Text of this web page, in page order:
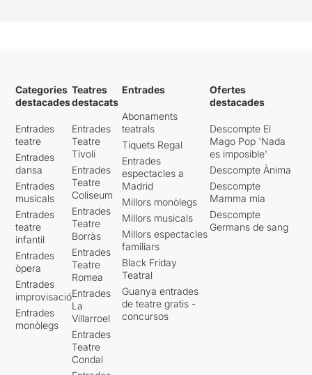
Categories
destacades
Entrades
teatre
Entrades
dansa
Entrades
musicals
Entrades
teatre
infantil
Entrades
òpera
Entrades
improvisació
Entrades
monòlegs
Teatres
destacats
Entrades
Teatre
Tívoli
Entrades
Teatre
Coliseum
Entrades
Teatre
Borràs
Entrades
Teatre
Romea
Entrades
La
Villarroel
Entrades
Teatre
Condal
Entrades
Abonaments
teatrals
Tiquets Regal
Entrades
espectacles a
Madrid
Millors monòlegs
Millors musicals
Millors espectacles
familiars
Black Friday
Teatral
Guanya entrades
de teatre gratis -
concursos
Ofertes
destacades
Descompte El
Mago Pop 'Nada
es imposible'
Descompte Ànima
Descompte
Mamma mia
Descompte
Germans de sang